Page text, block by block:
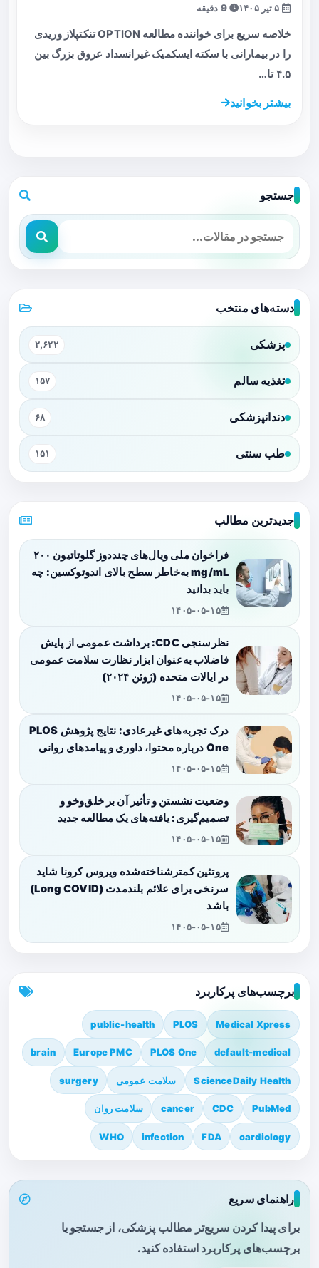
9 دقیقه
خلاصه سریع برای خواننده مطالعه OPTION تنکتپلاز وریدی
را در بیمارانی با سکته ایسکمیک غیرانسداد عروق بزرگ بین
۴.۵ تا…
بیشتر بخوانید
جستجو
دسته‌های منتخب
پزشکی ۲,۶۲۲
تغذیه سالم ۱۵۷
دندانپزشکی ۶۸
طب سنتی ۱۵۱
جدیدترین مطالب
فراخوان ملی ویال‌های چنددوز گلوتاتیون ۲۰۰
mg/mL به‌خاطر سطح بالای اندوتوکسین: چه
باید بدانید
۱۴۰۵-۰۵-۱۵
نظرسنجی CDC: برداشت عمومی از پایش
فاضلاب به‌عنوان ابزار نظارت سلامت عمومی
در ایالات متحده (ژوئن ۲۰۲۴)
۱۴۰۵-۰۵-۱۵
درک تجربه‌های غیرعادی: نتایج پژوهش PLOS
One درباره محتوا، داوری و پیامدهای روانی
۱۴۰۵-۰۵-۱۵
وضعیت نشستن و تأثیر آن بر خلق‌وخو و
تصمیم‌گیری: یافته‌های یک مطالعه جدید
۱۴۰۵-۰۵-۱۵
پروتئین کمترشناخته‌شده ویروس کرونا شاید
سرنخی برای علائم بلندمدت (Long COVID)
باشد
۱۴۰۵-۰۵-۱۵
برچسب‌های پرکاربرد
Medical Xpress
PLOS
public-health
default-medical
PLOS One
Europe PMC
brain
ScienceDaily Health سلامت عمومی surgery
PubMed
CDC
cancer سلامت روان
cardiology
FDA
infection
WHO
راهنمای سریع
برای پیدا کردن سریع‌تر مطالب پزشکی، از جستجو یا
برچسب‌های پرکاربرد استفاده کنید.